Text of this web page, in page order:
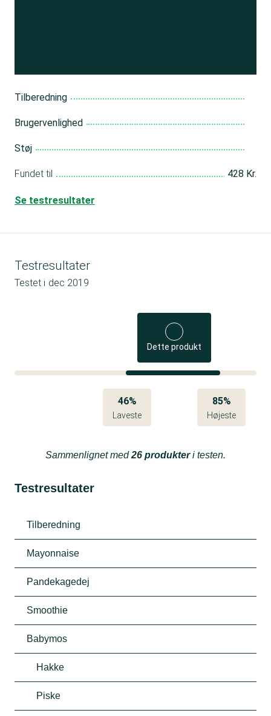
Tilberedning
Brugervenlighed
Støj
Fundet til 428 Kr.
Se testresultater
Testresultater
Testet i dec 2019
Dette produkt
46%
Laveste
85%
Højeste
Sammenlignet med26 produkteri testen.
Testresultater
Tilberedning
Mayonnaise
Pandekagedej
Smoothie
Babymos
Hakke
Piske